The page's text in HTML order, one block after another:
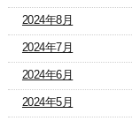
2024年8月
2024年7月
2024年6月
2024年5月